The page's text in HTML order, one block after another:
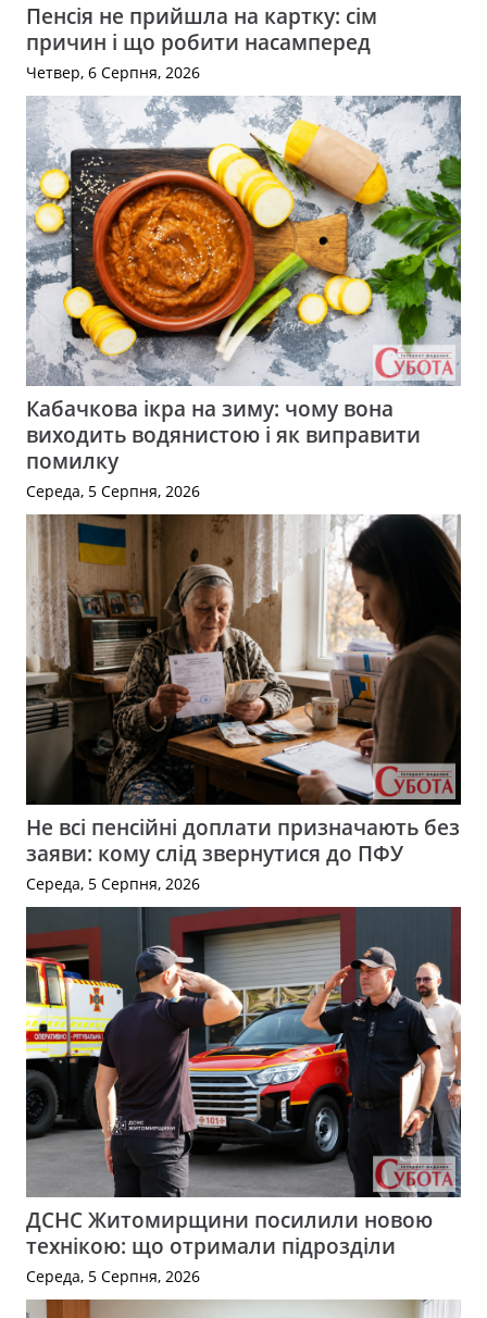
Пенсія не прийшла на картку: сім
причин і що робити насамперед
Четвер, 6 Серпня, 2026
Кабачкова ікра на зиму: чому вона
виходить водянистою і як виправити
помилку
Середа, 5 Серпня, 2026
Не всі пенсійні доплати призначають без
заяви: кому слід звернутися до ПФУ
Середа, 5 Серпня, 2026
ДСНС Житомирщини посилили новою
технікою: що отримали підрозділи
Середа, 5 Серпня, 2026